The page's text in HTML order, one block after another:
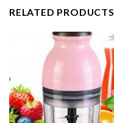
RELATED PRODUCTS